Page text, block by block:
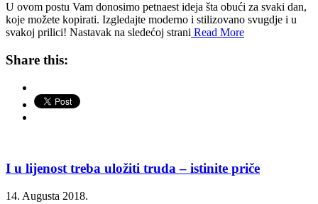
U ovom postu Vam donosimo petnaest ideja šta obući za svaki dan,
koje možete kopirati. Izgledajte moderno i stilizovano svugdje i u
svakoj prilici! Nastavak na sledećoj strani Read More
Share this:
I u lijenost treba uložiti truda – istinite priče
14. Augusta 2018.